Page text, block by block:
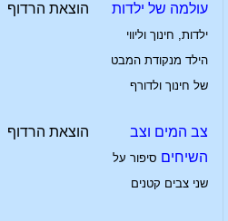
עולמה של ילדות
ילדות, חינוך וליווי
הילד מנקודת המבט
של חינוך ולדורף
הוצאת הרדוף
צב המים וצב
השיחים סיפור על
שני צבים קטנים
הוצאת הרדוף